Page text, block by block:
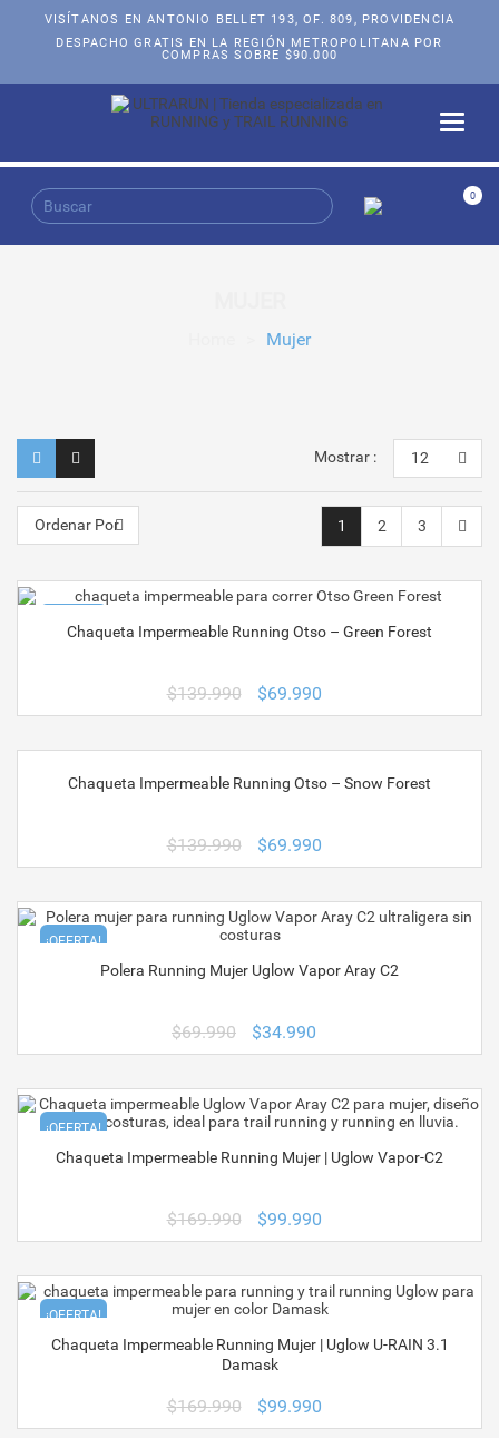
VISÍTANOS EN ANTONIO BELLET 193, OF. 809, PROVIDENCIA
DESPACHO GRATIS EN LA REGIÓN METROPOLITANA POR
COMPRAS SOBRE $90.000
Toggle
0
Mujer
Mostrar : 12
Ordenar Por 1 2 3
Chaqueta Impermeable Running Otso – Green Forest
$139.990
El
precio
era:
$139.990.
$69.990
precio
es:
$69.990.
¡OFERTA!
Chaqueta Impermeable Running Otso – Snow Forest
$139.990
El
precio
era:
$139.990.
$69.990
precio
es:
$69.990.
¡OFERTA!
Polera Running Mujer Uglow Vapor Aray C2
$69.990
El
precio
era:
$69.990.
$34.990
precio
es:
$34.990.
¡OFERTA!
Chaqueta Impermeable Running Mujer | Uglow Vapor-C2
$169.990
El
precio
era:
$169.990.
$99.990
precio
es:
$99.990.
¡OFERTA!
Chaqueta Impermeable Running Mujer | Uglow U-RAIN 3.1
Damask
$169.990
El
precio
$99.990
precio